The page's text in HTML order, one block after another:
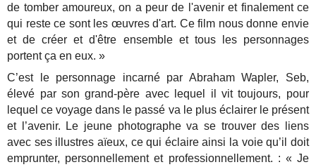
de tomber amoureux, on a peur de l'avenir et finalement ce
qui reste ce sont les œuvres d'art. Ce film nous donne envie
et de créer et d'être ensemble et tous les personnages
portent ça en eux. »
C’est le personnage incarné par Abraham Wapler, Seb,
élevé par son grand-père avec lequel il vit toujours, pour
lequel ce voyage dans le passé va le plus éclairer le présent
et l’avenir. Le jeune photographe va se trouver des liens
avec ses illustres aïeux, ce qui éclaire ainsi la voie qu’il doit
emprunter, personnellement et professionnellement. : « Je